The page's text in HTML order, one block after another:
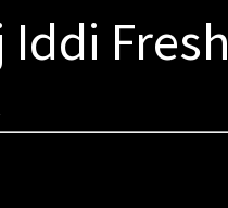
Iddi Fresh